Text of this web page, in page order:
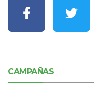
CAMPAÑAS